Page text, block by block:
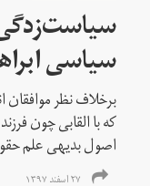
سیاسی
برخلاف نظر موافقان
که با القابی چون
اصول بدیهی علم
۲۷ اسفند ۱۳۹۷